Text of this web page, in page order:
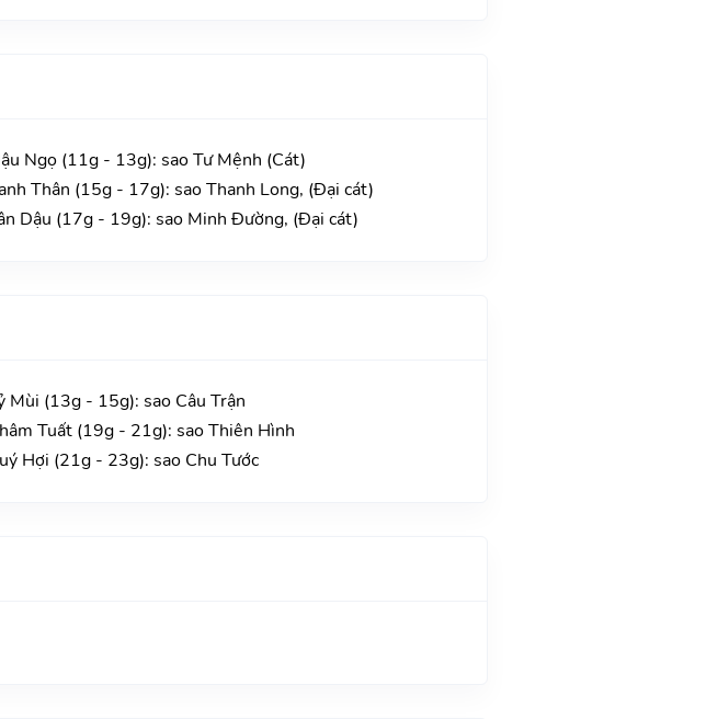
Ngọ (11g - 13g): sao Tư Mệnh (Cát)
Thân (15g - 17g): sao Thanh Long, (Đại cát)
Dậu (17g - 19g): sao Minh Đường, (Đại cát)
Mùi (13g - 15g): sao Câu Trận
Tuất (19g - 21g): sao Thiên Hình
Hợi (21g - 23g): sao Chu Tước